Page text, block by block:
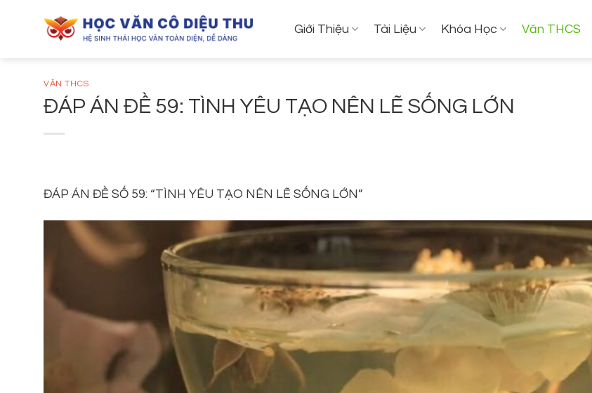
Giới Thiệu Tài Liệu Khóa Học Văn THCS
VĂN THCS
ĐÁP ÁN ĐỀ 59: TÌNH YÊU TẠO NÊN LẼ SỐNG LỚN
ĐÁP ÁN ĐỀ SỐ 59: “TÌNH YÊU TẠO NÊN LẼ SỐNG LỚN”